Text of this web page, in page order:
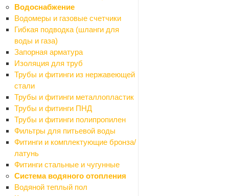
Водоснабжение
Водомеры и газовые счетчики
Гибкая подводка (шланги для
воды и газа)
Запорная арматура
Изоляция для труб
Трубы и фитинги из нержавеющей
стали
Трубы и фитинги металлопластик
Трубы и фитинги ПНД
Трубы и фитинги полипропилен
Фильтры для питьевой воды
Фитинги и комплектующие бронза/
латунь
Фитинги стальные и чугунные
Система водяного отопления
Водяной теплый пол
Европодвесы
Плинтусы
Плиты потолочные
Профили
Рейки
Подвесные светильники
Сайдинг
Сетки
Назад
Сетки
Сетки для затенения
Сетки москитные
Сетки ПВС кладочные
Решетки садовые
Сетки дорожные
Сетки ПВС штукатурные
Сетка рабица